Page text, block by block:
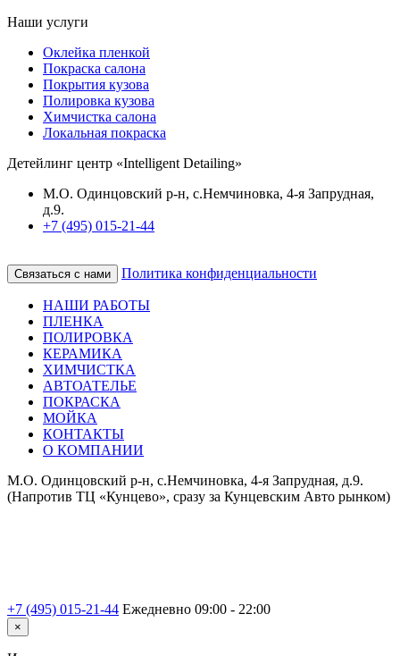
Наши услуги
Оклейка пленкой
Покраска салона
Покрытия кузова
Полировка кузова
Химчистка салона
Локальная покраска
Детейлинг центр «Intelligent Detailing»
М.О. Одинцовский р-н, с.Немчиновка, 4-я Запрудная,
д.9.
+7 (495) 015-21-44
Связаться с нами Политика конфиденциальности
НАШИ РАБОТЫ
ПЛЕНКА
ПОЛИРОВКА
КЕРАМИКА
ХИМЧИСТКА
АВТОАТЕЛЬЕ
ПОКРАСКА
МОЙКА
КОНТАКТЫ
О КОМПАНИИ
М.О. Одинцовский р-н, с.Немчиновка, 4-я Запрудная, д.9.
(Напротив ТЦ «Кунцево», сразу за Кунцевским Авто рынком)
+7 (495) 015-21-44 Ежедневно 09:00 - 22:00
×